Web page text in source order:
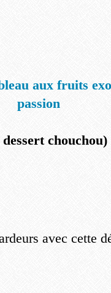
aux fruits
passion
chouchou)
avec cette